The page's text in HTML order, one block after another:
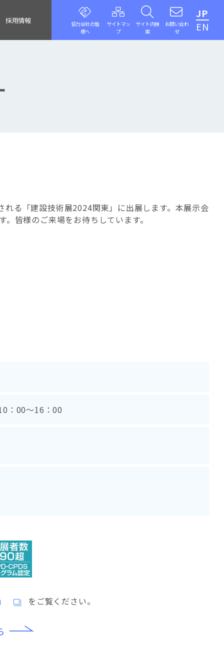
採用情報
協力会社の皆
様へ
サイトマッ
プ
サイト内検
索
お問い合わ
せ
JP
EN
る「建設技術展2024関東」に出展します。本展示会
皆様のご来場をお待ちしています。
：00～16：00
をご覧ください。